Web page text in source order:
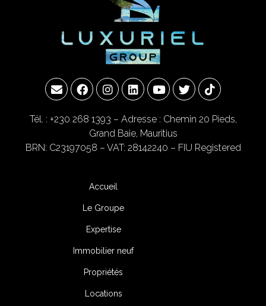
Tél. : +230 268 1393 – Adresse : Chemin 20 Pieds,
Grand Baie, Mauritius
BRN: C23197058 – VAT: 28142240 – FIU Registered
Accueil
Le Groupe
Expertise
Immobilier neuf
Propriétés
Locations